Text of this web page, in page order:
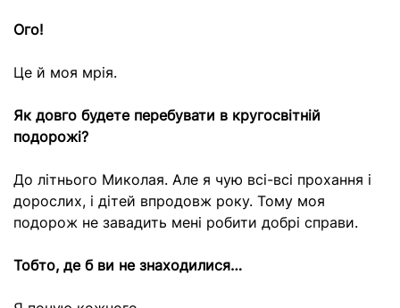
Ого!
Це й моя мрія.
Як довго будете перебувати в кругосвітній
подорожі?
До літнього Миколая. Але я чую всі-всі прохання і
дорослих, і дітей впродовж року. Тому моя
подорож не завадить мені робити добрі справи.
Тобто, де б ви не знаходилися…